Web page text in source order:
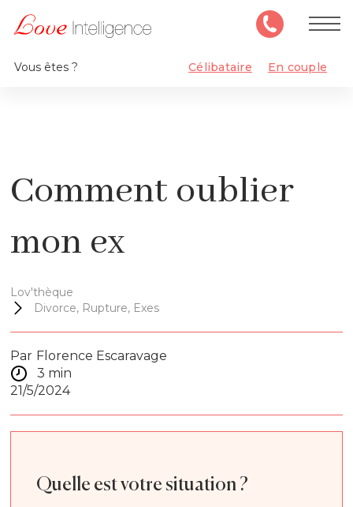
Vous êtes ? Célibataire En couple
Comment oublier
mon ex
Lov'thèque
Divorce, Rupture, Exes
Par Florence Escaravage
3 min
21/5/2024
Quelle est votre situation ?